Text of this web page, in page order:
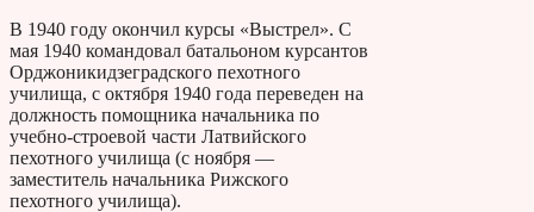
В 1940 году окончил курсы «Выстрел». С
мая 1940 командовал батальоном курсантов
Орджоникидзеградского пехотного
училища, с октября 1940 года переведен на
должность помощника начальника по
учебно-строевой части Латвийского
пехотного училища (с ноября —
заместитель начальника Рижского
пехотного училища).